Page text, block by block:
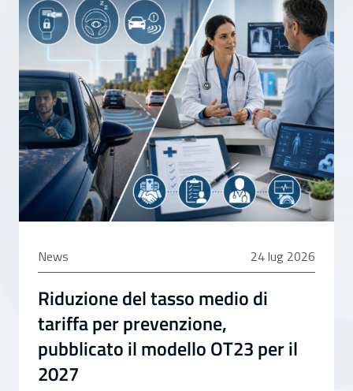
News 24 luglio 2026
24 lug 2026
Riduzione del tasso medio di
tariffa per prevenzione,
pubblicato il modello OT23 per il
2027